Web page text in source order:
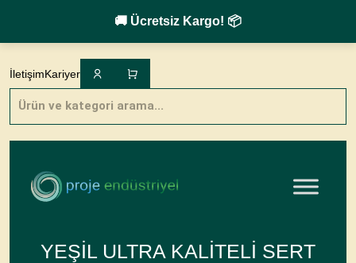
🚚 Ücretsiz Kargo! 📦
content
search
İletişimKariyer
YEŞIL ULTRA KALITELI SERT